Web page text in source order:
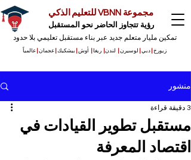
مجموعة VBNN للتعليم الذكي
رؤية تتجاوز الحاضر نحو المستقبل
تمكين مليار متعلم جديد عبر بناء مستقبل تعليمي بلا حدود
زيورخ دبي لوسيرن لندن ريغا أوش بيشكيك عجمان |عالمياً
منشور
مستقبل تطوير القيادات في
اقتصاد المعرفة
3 دقيقة قراءة